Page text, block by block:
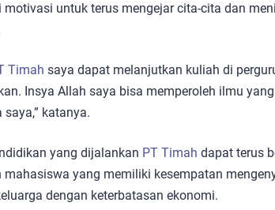
motivasi untuk terus mengejar cita-cita dan
Timah saya dapat melanjutkan kuliah di
Insya Allah saya bisa memperoleh ilmu yang
katanya.
yang dijalankan PT Timah dapat terus
yang memiliki kesempatan
dengan keterbatasan ekonomi.